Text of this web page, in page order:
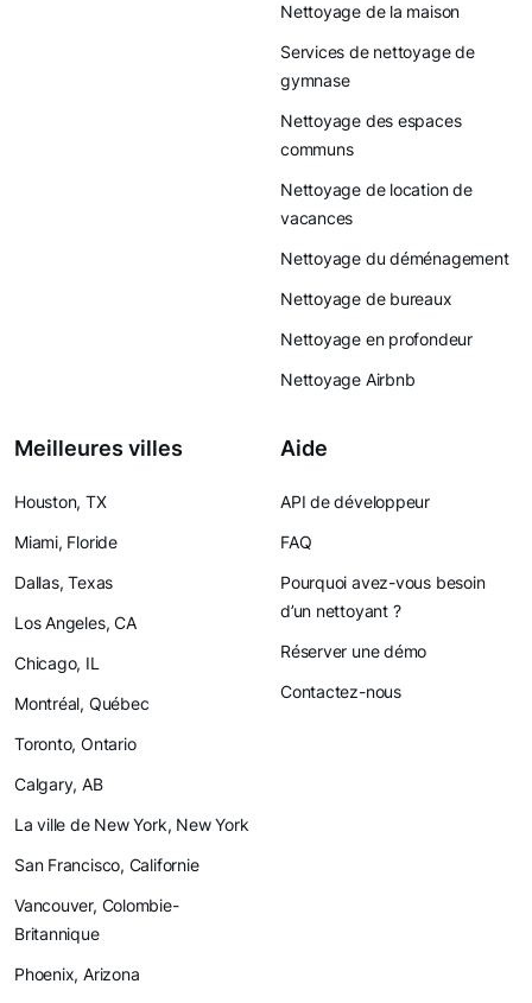
Nettoyage de la maison
Services de nettoyage de
gymnase
Nettoyage des espaces
communs
Nettoyage de location de
vacances
Nettoyage du déménagement
Nettoyage de bureaux
Nettoyage en profondeur
Nettoyage Airbnb
Meilleures villes
Houston, TX
Miami, Floride
Dallas, Texas
Los Angeles, CA
Chicago, IL
Montréal, Québec
Toronto, Ontario
Calgary, AB
La ville de New York, New York
San Francisco, Californie
Vancouver, Colombie-
Britannique
Phoenix, Arizona
Aide
API de développeur
FAQ
Pourquoi avez-vous besoin
d’un nettoyant ?
Réserver une démo
Contactez-nous